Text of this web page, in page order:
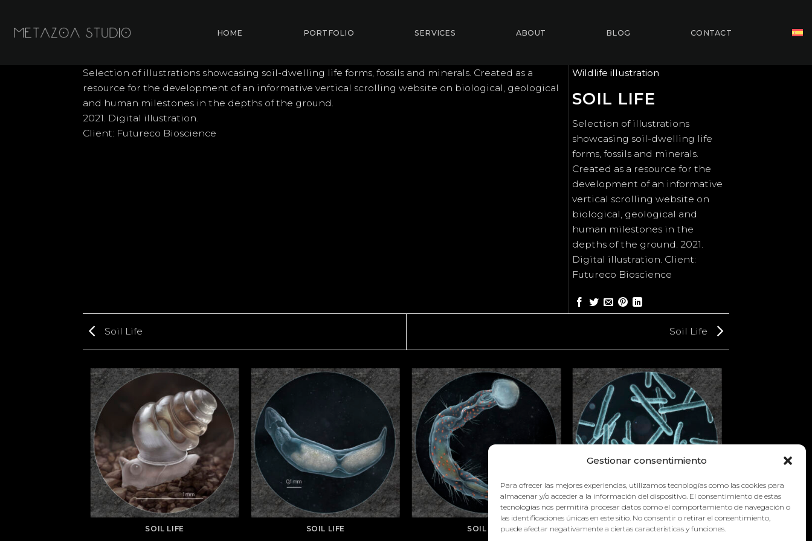
Gestionar consentimiento
Para ofrecer las mejores experiencias, utilizamos tecnologías como las cookies para
almacenar y/o acceder a la información del dispositivo. El consentimiento de estas
tecnologías nos permitirá procesar datos como el comportamiento de navegación o
las identificaciones únicas en este sitio. No consentir o retirar el consentimiento,
puede afectar negativamente a ciertas características y funciones.
content
HOME PORTFOLIO SERVICES ABOUT BLOG CONTACT
Wildlife illustration
SOIL LIFE
Selection of illustrations
showcasing soil-dwelling life
forms, fossils and minerals.
Created as a resource for the
development of an informative
vertical scrolling website on
biological, geological and
human milestones in the
depths of the ground. 2021.
Digital illustration. Client:
Futureco Bioscience
Selection of illustrations showcasing soil-dwelling life forms, fossils and minerals. Created as a
resource for the development of an informative vertical scrolling website on biological, geological
and human milestones in the depths of the ground.
2021. Digital illustration.
Client: Futureco Bioscience
Soil Life Soil Life
SOIL LIFE SOIL LIFE SOIL LIFE SOIL LIFE